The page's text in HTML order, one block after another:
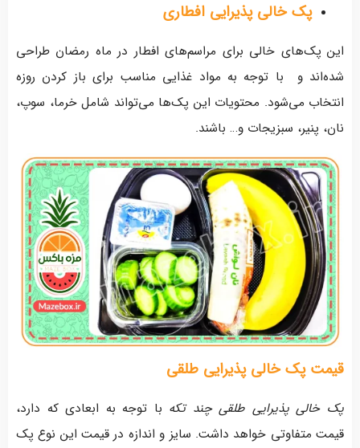
پک خالی پذیرایی افطاری
این پک‌های خالی برای مراسم‌های افطار در ماه رمضان طراحی
شده‌اند و با توجه به مواد غذایی مناسب برای باز کردن روزه
انتخاب می‌شود. محتویات این پک‌ها می‌تواند شامل خرما، سوپ،
نان، پنیر، سبزیجات و… باشند.
قیمت پک خالی پذیرایی طلقی
پک خالی پذیرایی طلقی چند تکه با توجه به ابعادی که دارد،
قیمت متفاوتی خواهد داشت. سایز و اندازه در قیمت این نوع پک